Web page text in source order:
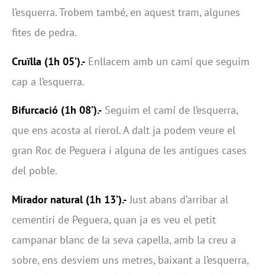
l’esquerra. Trobem també, en aquest tram, algunes
fites de pedra.
Cruïlla (1h 05’).- Enllacem amb un camí que seguim
cap a l’esquerra.
Bifurcació (1h 08’).- Seguim el camí de l’esquerra,
que ens acosta al rierol. A dalt ja podem veure el
gran Roc de Peguera i alguna de les antigues cases
del poble.
Mirador natural (1h 13’).-Just abans d’arribar al
cementiri de Peguera, quan ja es veu el petit
campanar blanc de la seva capella, amb la creu a
sobre, ens desviem uns metres, baixant a l’esquerra,